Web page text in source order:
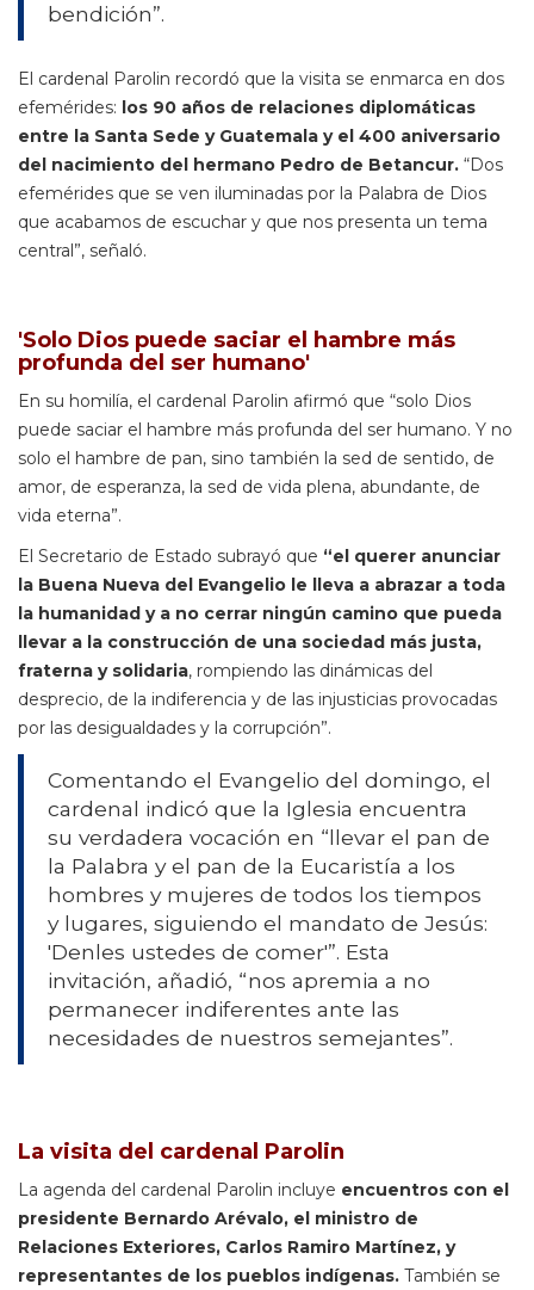
bendición”.
El cardenal Parolin recordó que la visita se enmarca en dos
efemérides: los 90 años de relaciones diplomáticas
entre la Santa Sede y Guatemala y el 400 aniversario
del nacimiento del hermano Pedro de Betancur. “Dos
efemérides que se ven iluminadas por la Palabra de Dios
que acabamos de escuchar y que nos presenta un tema
central”, señaló.
'Solo Dios puede saciar el hambre más
profunda del ser humano'
En su homilía, el cardenal Parolin afirmó que “solo Dios
puede saciar el hambre más profunda del ser humano. Y no
solo el hambre de pan, sino también la sed de sentido, de
amor, de esperanza, la sed de vida plena, abundante, de
vida eterna”.
El Secretario de Estado subrayó que “el querer anunciar
la Buena Nueva del Evangelio le lleva a abrazar a toda
la humanidad y a no cerrar ningún camino que pueda
llevar a la construcción de una sociedad más justa,
fraterna y solidaria, rompiendo las dinámicas del
desprecio, de la indiferencia y de las injusticias provocadas
por las desigualdades y la corrupción”.
Comentando el Evangelio del domingo, el
cardenal indicó que la Iglesia encuentra
su verdadera vocación en “llevar el pan de
la Palabra y el pan de la Eucaristía a los
hombres y mujeres de todos los tiempos
y lugares, siguiendo el mandato de Jesús:
'Denles ustedes de comer'”. Esta
invitación, añadió, “nos apremia a no
permanecer indiferentes ante las
necesidades de nuestros semejantes”.
La visita del cardenal Parolin
La agenda del cardenal Parolin incluye encuentros con el
presidente Bernardo Arévalo, el ministro de
Relaciones Exteriores, Carlos Ramiro Martínez, y
representantes de los pueblos indígenas. También se